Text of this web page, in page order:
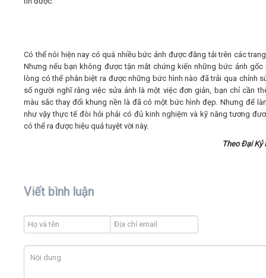
Có thể nói hiện nay có quá nhiều bức ảnh được đăng tải trên các
Nhưng nếu bạn không được tận mắt chứng kiến những bức ảnh gốc
lòng có thể phân biệt ra được những bức hình nào đã trải qua chỉnh
số người nghĩ rằng việc sửa ảnh là một việc đơn giản, bạn chỉ cần
màu sắc thay đổi khung nền là đã có một bức hình đẹp. Nhưng để
như vậy thực tế đòi hỏi phải có đủ kinh nghiệm và kỹ năng tương
có thể ra được hiệu quả tuyệt vời này.
Theo Đại Kỷ
Viết bình luận